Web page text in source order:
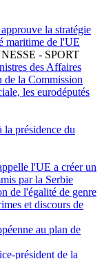
la stratégie
maritime de l'UE
- SPORT
des Affaires
de la Commission
les eurodéputés
présidence du
l'UE a créer un
par la Serbie
de l'égalité de genre
et discours de
au plan de
président de la